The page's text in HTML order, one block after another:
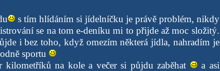
s tím hlídáním si jídelníčku je právě problém, nikdy
se na tom e-deníku mi to přijde až moc složitý.
i bez toho, když omezím některá jídla, nahradím je
sportu
na kole a večer si půjdu zaběhat
a asi